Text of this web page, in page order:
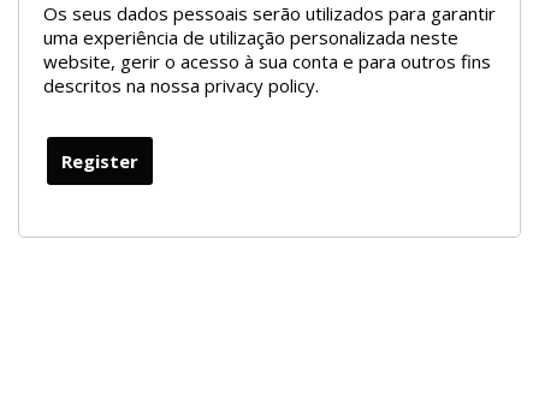
Os seus dados pessoais serão utilizados para garantir
uma experiência de utilização personalizada neste
website, gerir o acesso à sua conta e para outros fins
descritos na nossa privacy policy.
Register